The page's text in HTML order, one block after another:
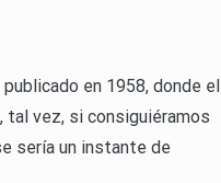
publicado en 1958, donde el
tal vez, si consiguiéramos
sería un instante de